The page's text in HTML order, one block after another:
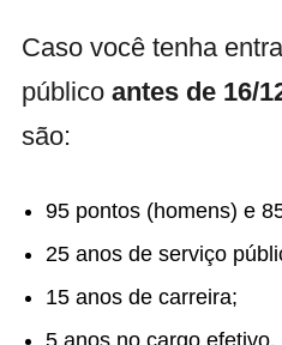
Caso você tenha
público antes de 16/
são:
95 pontos (homens) e
25 anos de serviço
15 anos de carreira;
5 anos no cargo efetivo.